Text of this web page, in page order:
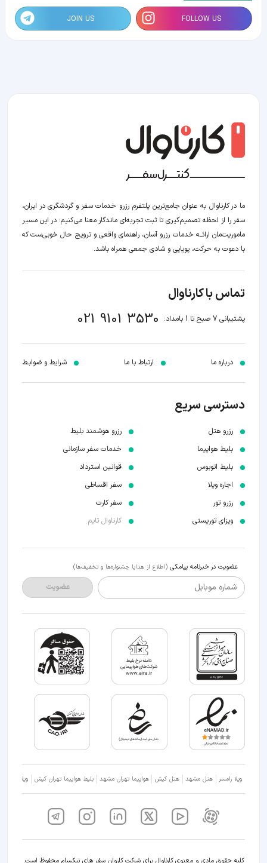
FOLLOW US
JOIN US
ما در کارناوال به عنوان جامع‌ترین پلتفرم رزرو خدمات سفر و گردشگری در ایران،
سفر را از لحظه‌ تصمیم‌گیری تا ثبت تجربه‌ای ماندگار معنا می‌کنیم؛ در این مسیر‍
ماموریت‌مان اراﺋــﻪ خدمات رزرو آسان، راهنمای واقعی و ترویج حال خوبی‌ست که
با دعوت به حرکت، پویایی و شادی جمعی همراه باشد.
تماس با کارناوال
پشتیبانی 7 صبح تا 1 بامداد: 021 9101 3530
درباره ما ارتباط با ما شرایط و ضوابـط
دسترسی سریع
رزرو هتل
بلیط هواپیما
بلیط اتوبوس
اجاره ویلا
رزرو تور
ویزای توریستی
رزرو هوشمند بلیط
خدمات سفر سازمانی
قوانین استرداد
سفر اقساطی
سفر کارت
کارناوال تایم
عضویت در خبرنامه پیامکی (اطلاع از هدایا جشنواره‌ها و تخفیف‌ها)
شماره موبایل عضویت
ویلا رامسر هتل مشهد هتل کیش هواپیما تهران مشهد بلیط هواپیما تهران کیش ویلا شمال
کلیه حقوق مادی و معنوی کارناوال برای شرکت کاروان سفر های نیکسام محفوظ است.